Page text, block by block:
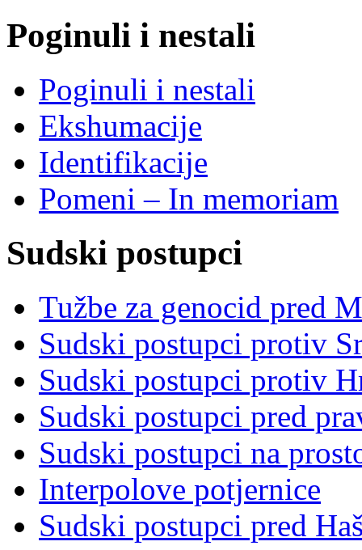
Poginuli i nestali
Poginuli i nestali
Ekshumacije
Identifikacije
Pomeni – In memoriam
Sudski postupci
Tužbe za genocid pred
Sudski postupci protiv
Sudski postupci protiv
Sudski postupci pred
Sudski postupci na
Interpolove potjernice
Sudski postupci pred